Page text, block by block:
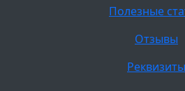
Полезные
Отзывы
Реквизиты